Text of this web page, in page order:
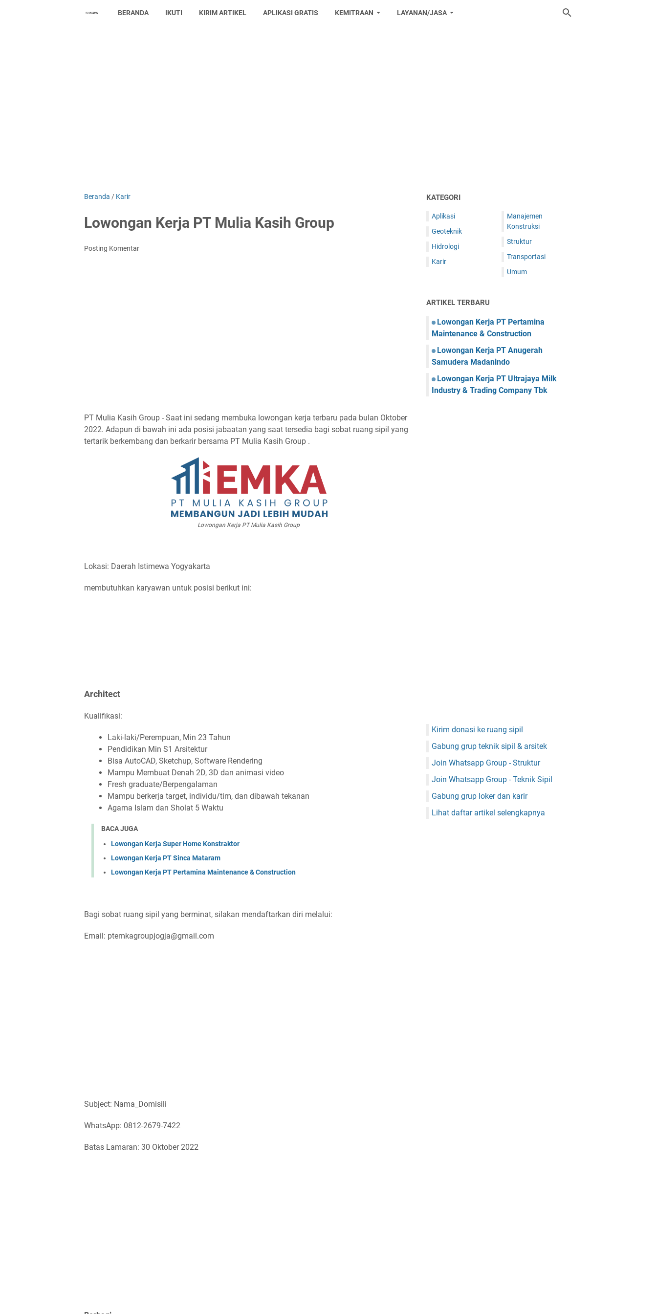
BERANDA IKUTI KIRIM ARTIKEL APLIKASI GRATIS KEMITRAAN LAYANAN/JASA
Beranda / Karir
Lowongan Kerja PT Mulia Kasih Group
Posting Komentar
PT Mulia Kasih Group - Saat ini sedang membuka lowongan kerja terbaru pada bulan Oktober
2022. Adapun di bawah ini ada posisi jabaatan yang saat tersedia bagi sobat ruang sipil yang
tertarik berkembang dan berkarir bersama PT Mulia Kasih Group .
Lowongan Kerja PT Mulia Kasih Group
Lokasi: Daerah Istimewa Yogyakarta
membutuhkan karyawan untuk posisi berikut ini:
Architect
Kualifikasi:
Laki-laki/Perempuan, Min 23 Tahun
Pendidikan Min S1 Arsitektur
Bisa AutoCAD, Sketchup, Software Rendering
Mampu Membuat Denah 2D, 3D dan animasi video
Fresh graduate/Berpengalaman
Mampu berkerja target, individu/tim, dan dibawah tekanan
Agama Islam dan Sholat 5 Waktu
BACA JUGA
Lowongan Kerja Super Home Konstraktor
Lowongan Kerja PT Sinca Mataram
Lowongan Kerja PT Pertamina Maintenance & Construction
Bagi sobat ruang sipil yang berminat, silakan mendaftarkan diri melalui:
Email: ptemkagroupjogja@gmail.com
Subject: Nama_Domisili
WhatsApp: 0812-2679-7422
Batas Lamaran: 30 Oktober 2022
KATEGORI
Aplikasi
Geoteknik
Hidrologi
Karir
Manajemen
Konstruksi
Struktur
Transportasi
Umum
ARTIKEL TERBARU
Lowongan Kerja PT Pertamina
Maintenance & Construction
Lowongan Kerja PT Anugerah
Samudera Madanindo
Lowongan Kerja PT Ultrajaya Milk
Industry & Trading Company Tbk
Kirim donasi ke ruang sipil
Gabung grup teknik sipil & arsitek
Join Whatsapp Group - Struktur
Join Whatsapp Group - Teknik Sipil
Gabung grup loker dan karir
Lihat daftar artikel selengkapnya